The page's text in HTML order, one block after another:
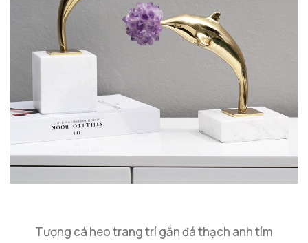
Tượng cá heo trang trí gắn đá thạch anh tím